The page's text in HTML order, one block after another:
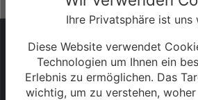
Wir sind gerne
Ihre Privatsphäre ist uns
Diese Website verwendet
Technologien um Ihnen ein
Erlebnis zu ermöglichen. Das
wichtig, um zu verstehen, woher